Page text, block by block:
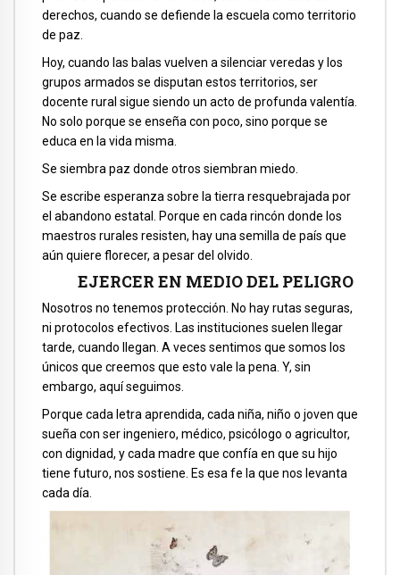
derechos, cuando se defiende la escuela como territorio
de paz.
Hoy, cuando las balas vuelven a silenciar veredas y los
grupos armados se disputan estos territorios, ser
docente rural sigue siendo un acto de profunda valentía.
No solo porque se enseña con poco, sino porque se
educa en la vida misma.
Se siembra paz donde otros siembran miedo.
Se escribe esperanza sobre la tierra resquebrajada por
el abandono estatal. Porque en cada rincón donde los
maestros rurales resisten, hay una semilla de país que
aún quiere florecer, a pesar del olvido.
EJERCER EN MEDIO DEL PELIGRO
Nosotros no tenemos protección. No hay rutas seguras,
ni protocolos efectivos. Las instituciones suelen llegar
tarde, cuando llegan. A veces sentimos que somos los
únicos que creemos que esto vale la pena. Y, sin
embargo, aquí seguimos.
Porque cada letra aprendida, cada niña, niño o joven que
sueña con ser ingeniero, médico, psicólogo o agricultor,
con dignidad, y cada madre que confía en que su hijo
tiene futuro, nos sostiene. Es esa fe la que nos levanta
cada día.